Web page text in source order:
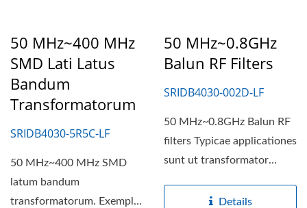
50 MHz~400 MHz
SMD Lati Latus
Bandum
Transformatorum
SRIDB4030-5R5C-LF
50 MHz~400 MHz SMD
latum bandum
transformatorum. Exempla
50 MHz~0.8GHz
Balun RF Filters
SRIDB4030-002D-LF
50 MHz~0.8GHz Balun RF
filters Typicae applicationes
sunt ut transformator
isolationis,...Details